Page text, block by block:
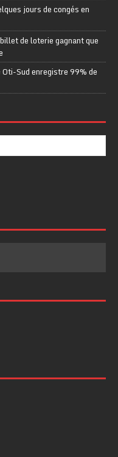
jours de congés en
de loterie gagnant que
Sud enregistre 99% de